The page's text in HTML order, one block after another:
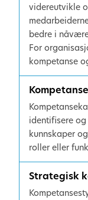
videreutvikle
bedre i
For
kompetanse
identifisere
kunnskaper
roller eller
Strategisk